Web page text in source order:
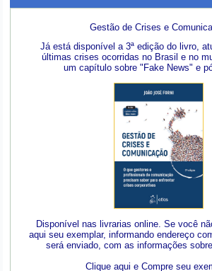
Gestão de Crises e
Já está disponível a 3ª edição do livro,
últimas crises ocorridas no Brasil e no
um capítulo sobre "Fake News" e
Disponível nas livrarias online. Se você
aqui seu exemplar, informando endereço
será enviado, com as informações
Clique aqui e Compre seu